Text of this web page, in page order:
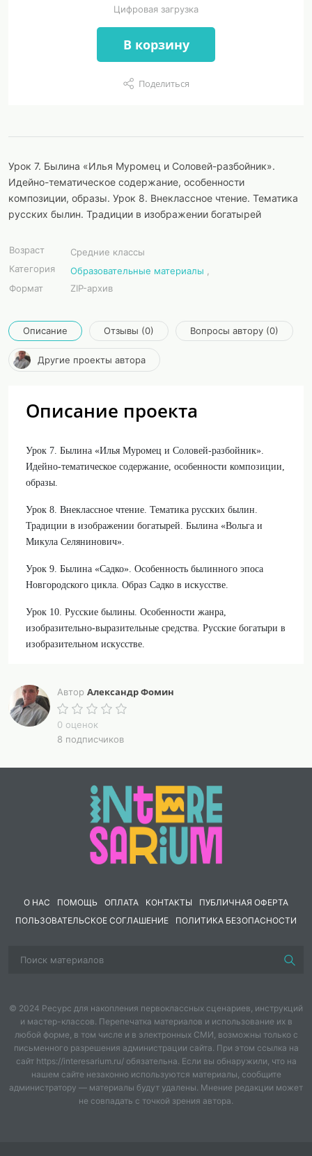
Цифровая загрузка
В корзину
Поделиться
Урок 7. Былина «Илья Муромец и Соловей-разбойник».
Идейно-тематическое содержание, особенности
композиции, образы. Урок 8. Внеклассное чтение. Тематика
русских былин. Традиции в изображении богатырей
Возраст
Средние классы
Категория
Образовательные материалы
Формат
ZIP-архив
Описание Отзывы (0) Вопросы автору (0)
Другие проекты автора
Описание проекта
Урок 7. Былина «Илья Муромец и Соловей-разбойник».
Идейно-тематическое содержание, особенности композиции,
образы.
Урок 8. Внеклассное чтение. Тематика русских былин.
Традиции в изображении богатырей. Былина «Вольга и
Микула Селянинович».
Урок 9. Былина «Садко». Особенность былинного эпоса
Новгородского цикла. Образ Садко в искусстве.
Урок 10. Русские былины. Особенности жанра,
изобразительно-выразительные средства. Русские богатыри в
изобразительном искусстве.
морозы…», «Ах вы ветры, ветры буйные…», «Черный
ворон», «Не шуми, мати зеленая дубровушка…». Жанровое
своеобразие. Русские народные песни в художественной
литературе.
художественные особенности
Конспекты уроков составлены в соответствии с
обновленной федеральной рабочей программой по
литературе для 6 класса (2025 год)
Автор Александр Фомин
0 оценок
8 подписчиков
О НАС ПОМОЩЬ ОПЛАТА КОНТАКТЫ
ПУБЛИЧНАЯ ОФЕРТА
ПОЛЬЗОВАТЕЛЬСКОЕ СОГЛАШЕНИЕ
ПОЛИТИКА БЕЗОПАСНОСТИ
© 2024 Ресурс для накопления первоклассных сценариев, инструкций
и мастер-классов. Перепечатка материалов и использование их в
любой форме, в том числе и в электронных СМИ, возможны только с
письменного разрешения администрации сайта. При этом ссылка на
сайт https://interesarium.ru/ обязательна. Если вы обнаружили, что на
нашем сайте незаконно используются материалы, сообщите
администратору — материалы будут удалены. Мнение редакции может
не совпадать с точкой зрения автора.